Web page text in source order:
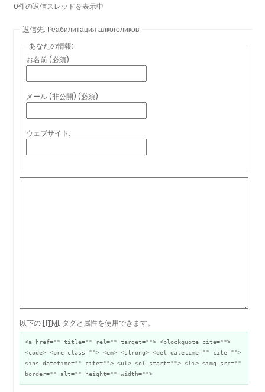
0件の返信スレッドを表示中
返信先: Реабилитация алкоголиков
あなたの情報:
お名前 (必須)
メール (非公開) (必須):
ウェブサイト:
以下の HTML タグと属性を使用できます。
<a href="" title="" rel="" target=""> <blockquote cite="">
<code> <pre class=""> <em> <strong> <del datetime="" cite="">
<ins datetime="" cite=""> <ul> <ol start=""> <li> <img src=""
border="" alt="" height="" width="">